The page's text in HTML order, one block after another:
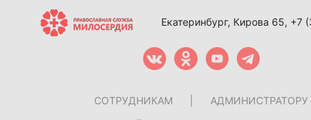
Екатеринбург, Кирова 65, +7
СОТРУДНИКАМ АДМИНИСТРАТОРУ